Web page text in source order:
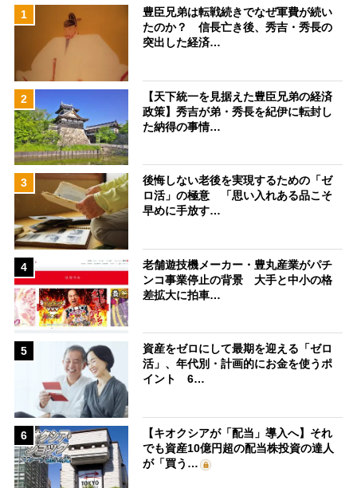
1
豊臣兄弟は転戦続きでなぜ軍費が続い
たのか？ 信長亡き後、秀吉・秀長の
突出した経済…
2
【天下統一を見据えた豊臣兄弟の経済
政策】秀吉が弟・秀長を紀伊に転封し
た納得の事情…
3
後悔しない老後を実現するための「ゼ
ロ活」の極意 「思い入れある品こそ
早めに手放す…
4
老舗遊技機メーカー・豊丸産業がパチ
ンコ事業停止の背景 大手と中小の格
差拡大に拍車…
5
資産をゼロにして最期を迎える「ゼロ
活」、年代別・計画的にお金を使うポ
イント 6…
6
【キオクシアが「配当」導入へ】それ
でも資産10億円超の配当株投資の達人
が「買う…